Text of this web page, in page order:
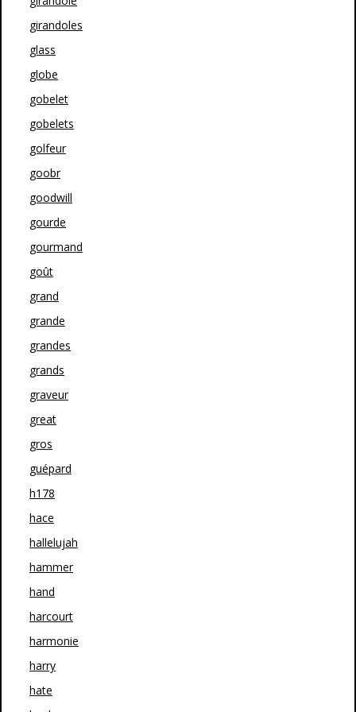
girandoles
glass
globe
gobelet
gobelets
golfeur
goobr
goodwill
gourde
gourmand
goût
grand
grande
grandes
grands
graveur
great
gros
guépard
h178
hace
hallelujah
hammer
hand
harcourt
harmonie
harry
hate